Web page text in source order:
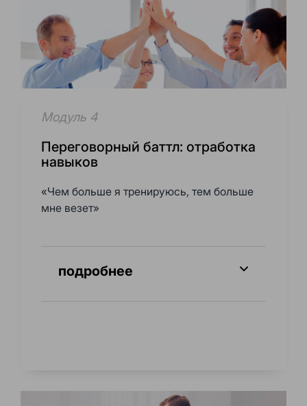
Модуль 4
Переговорный баттл: отработка
навыков
«Чем больше я тренируюсь, тем больше
мне везет»
подробнее